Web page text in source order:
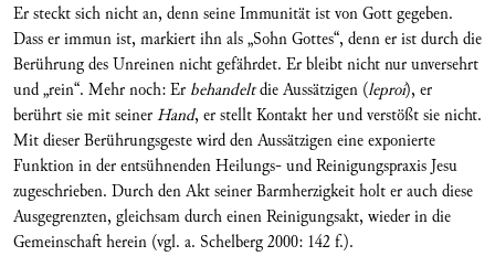
Er steckt sich nicht an, denn seine Immunität ist von Gott gegeben.
Dass er immun ist, markiert ihn als „Sohn Gottes“, denn er ist durch die
Berührung des Unreinen nicht gefährdet. Er bleibt nicht nur unversehrt
und „rein“. Mehr noch: Er behandeltdie Aussätzigen (leproí), er
berührt sie mit seinerHand, er stellt Kontakt her und verstößt sie nicht.
Mit dieser Berührungsgeste wird den Aussätzigen eine exponierte
Funktion in der entsühnenden Heilungs- und Reinigungspraxis Jesu
zugeschrieben. Durch den Akt seiner Barmherzigkeit holt er auch diese
Ausgegrenzten, gleichsam durch einen Reinigungsakt, wieder in die
Gemeinschaft herein (vgl. a. Schelberg 2000: 142 f.).